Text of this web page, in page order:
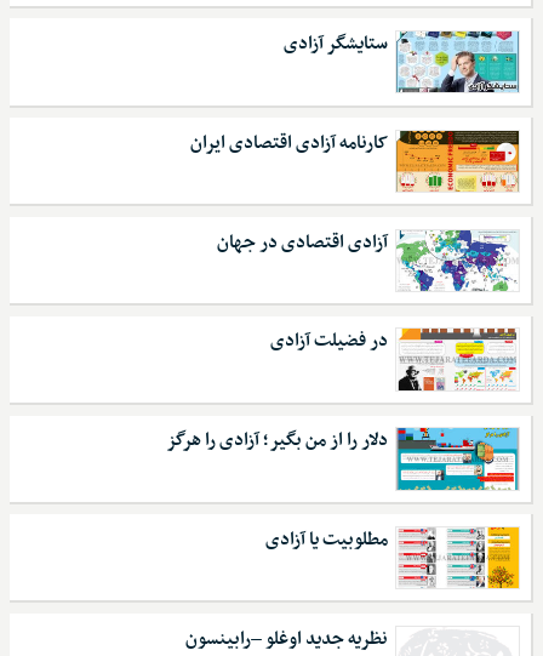
ستایشگر آزادی
کارنامه آزادی اقتصادی ایران
آزادی اقتصادی در جهان
در فضیلت آزادی
دلار را از من بگیر؛ آزادی را هرگز
مطلوبیت یا آزادی
نظریه جدید اوغلو –رابینسون